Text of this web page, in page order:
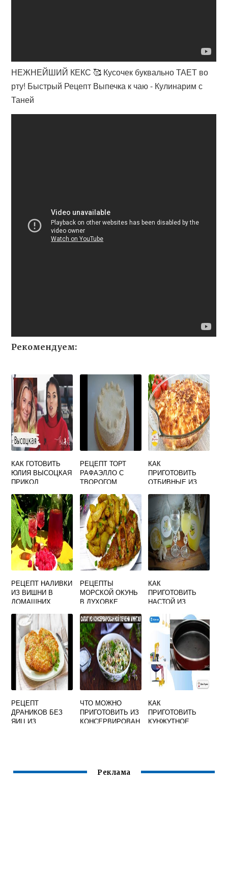
НЕЖНЕЙШИЙ КЕКС 🥰 Кусочек буквально ТАЕТ во
рту! Быстрый Рецепт Выпечка к чаю - Кулинарим с
Таней
Рекомендуем:
КАК ГОТОВИТЬ
ЮЛИЯ ВЫСОЦКАЯ
ПРИКОЛ
РЕЦЕПТ ТОРТ
РАФАЭЛЛО С
ТВОРОГОМ
КАК
ПРИГОТОВИТЬ
ОТБИВНЫЕ ИЗ
КАРТОШКОЙ В
ДУХОВКЕ
РЕЦЕПТ НАЛИВКИ
ИЗ ВИШНИ В
ДОМАШНИХ
РЕЦЕПТЫ
МОРСКОЙ ОКУНЬ
В ДУХОВКЕ
КАК
ПРИГОТОВИТЬ
НАСТОЙ ИЗ
РЕЦЕПТ
ДРАНИКОВ БЕЗ
ЯИЦ ИЗ
ЧТО МОЖНО
ПРИГОТОВИТЬ ИЗ
КОНСЕРВИРОВАН
КАК
ПРИГОТОВИТЬ
КУНЖУТНОЕ
Реклама